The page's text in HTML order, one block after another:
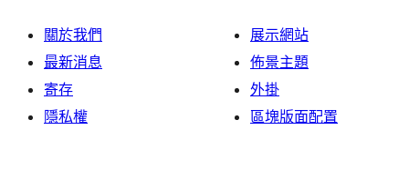
關於我們
最新消息
寄存
隱私權
展示網站
佈景主題
外掛
區塊版面配置